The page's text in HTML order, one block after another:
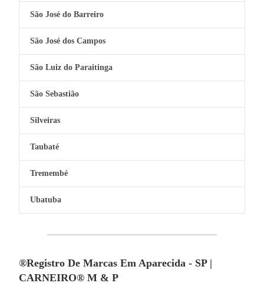
São José do Barreiro
São José dos Campos
São Luiz do Paraitinga
São Sebastião
Silveiras
Taubaté
Tremembé
Ubatuba
®Registro De Marcas Em Aparecida - SP |
CARNEIRO® M & P